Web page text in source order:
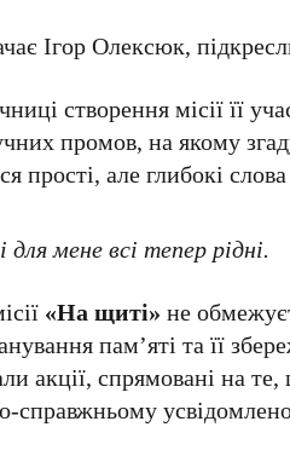
Ігор Олексюк,
створення місії її
промов, на якому
прості, але глибокі
для мене всі тепер рідні.
«На щиті» не
пам’яті та її
акції, спрямовані на
справжньому